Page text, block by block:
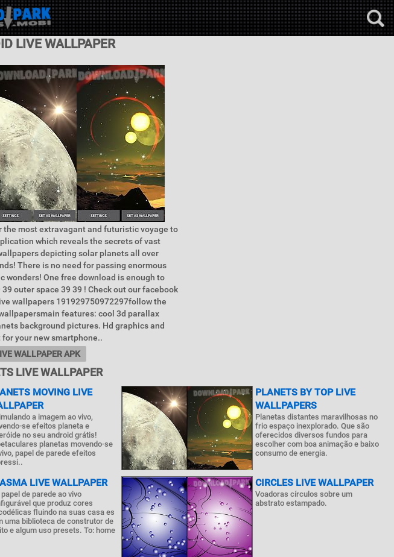
LIVE WALLPAPER
most extravagant and futuristic voyage to
which reveals the secrets of vast
depicting solar planets all over
There is no need for passing enormous
One free download is enough to
outer space 39 39 ! Check out our facebook
wallpapers 191929750972297follow the
features: cool 3d parallax
background pictures. Hd graphics and
your new smartphone..
WALLPAPER APK
LIVE WALLPAPER
MOVING LIVE
a imagem ao vivo,
se efeitos planeta e
no seu android grátis!
planetas movendo-se
papel de parede efeitos
PLANETS BY TOP LIVE
WALLPAPERS
Planetas distantes maravilhosas no
frio espaço inexplorado. Que são
oferecidos diversos fundos para
escolher com boa animação e baixo
consumo de energia.
LIVE WALLPAPER
papel de parede ao vivo
que produz cores
fluindo na suas casa es
uma biblioteca de construtor de
e algum uso presets. To: home
CIRCLES LIVE WALLPAPER
Voadoras círculos sobre um
abstrato estampado.